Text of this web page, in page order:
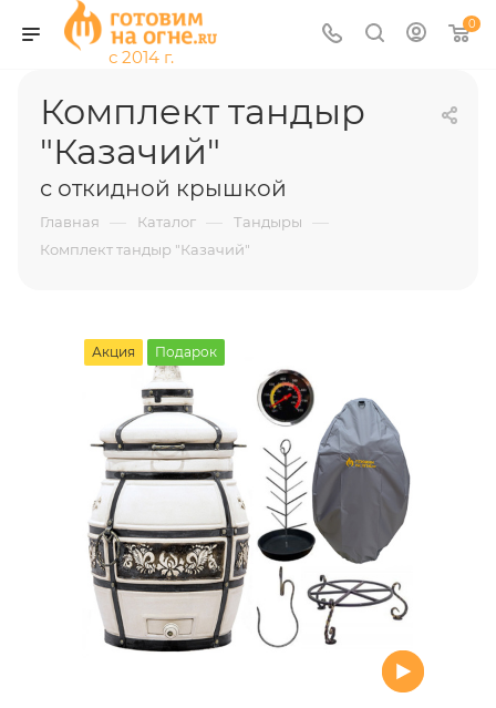
0
Комплект тандыр
"Казачий"
с откидной крышкой
Главная — Каталог — Тандыры —
Комплект тандыр "Казачий"
Акция Подарок